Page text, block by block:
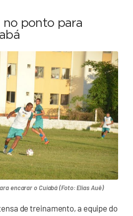
no ponto para
encarar o Cuiabá (Foto: Elias Auê)
de treinamento, a equipe do